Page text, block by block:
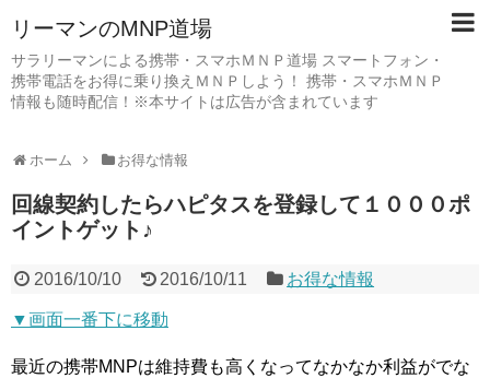
リーマンのMNP道場
サラリーマンによる携帯・スマホＭＮＰ道場 スマートフォン・
携帯電話をお得に乗り換えＭＮＰしよう！ 携帯・スマホＭＮＰ
情報も随時配信！※本サイトは広告が含まれています
ホーム お得な情報
回線契約したらハピタスを登録して１０００ポ
イントゲット♪
2016/10/10 2016/10/11 お得な情報
▼画面一番下に移動
最近の携帯MNPは維持費も高くなってなかなか利益がでな